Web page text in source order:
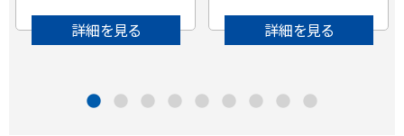
詳細を見る 詳細を見る